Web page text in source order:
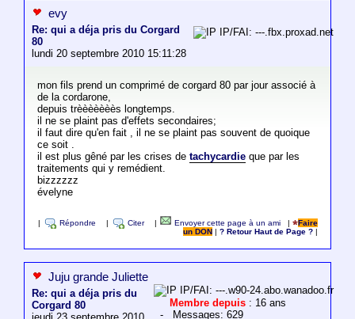
evy
Re: qui a déja pris du Corgard
80
lundi 20 septembre 2010 15:11:28
IP/FAI: ---.fbx.proxad.net
mon fils prend un comprimé de corgard 80 par jour associé à
de la cordarone,
depuis trèèèèèèès longtemps.
il ne se plaint pas d'effets secondaires;
il faut dire qu'en fait , il ne se plaint pas souvent de quoique
ce soit .
il est plus gêné par les crises de tachycardieque par les
traitements qui y remédient.
bizzzzzz
évelyne
Répondre Citer Envoyer cette page à un ami |
Faire
un DON
|? Retour Haut de Page ?
Juju grande Juliette
Re: qui a déja pris du
Corgard 80
IP/FAI: ---.w90-24.abo.wanadoo.fr
Membre depuis : 16 ans
- Messages: 629